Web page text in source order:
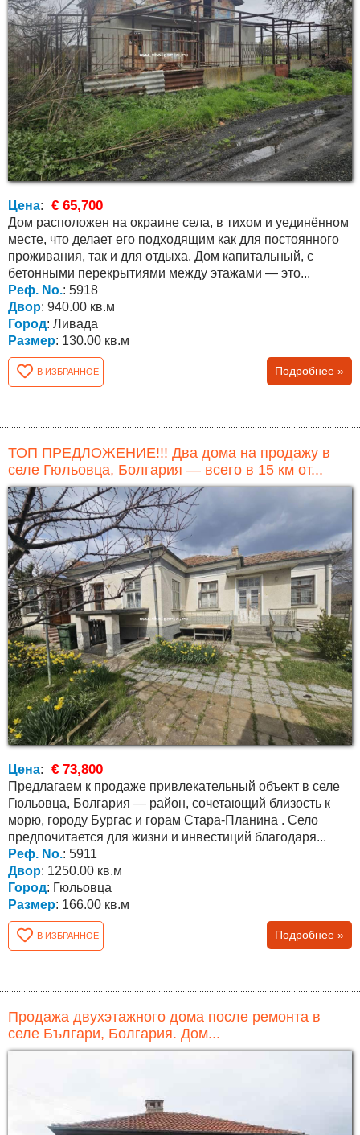
Цена: € 65,700
Дом расположен на окраине села, в тихом и уединённом
месте, что делает его подходящим как для постоянного
проживания, так и для отдыха. Дом капитальный, с
бетонными перекрытиями между этажами — это...
Реф. No.: 5918
Двор: 940.00 кв.м
Город: Ливада
Размер: 130.00 кв.м
В ИЗБРАННОЕ Подробнее »
ТОП ПРЕДЛОЖЕНИЕ!!! Два дома на продажу в
селе Гюльовца, Болгария — всего в 15 км от...
Цена: € 73,800
Предлагаем к продаже привлекательный объект в селе
Гюльовца, Болгария — район, сочетающий близость к
морю, городу Бургас и горам Стара-Планина . Село
предпочитается для жизни и инвестиций благодаря...
Реф. No.: 5911
Двор: 1250.00 кв.м
Город: Гюльовца
Размер: 166.00 кв.м
В ИЗБРАННОЕ Подробнее »
Продажа двухэтажного дома после ремонта в
селе Българи, Болгария. Дом...